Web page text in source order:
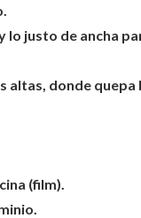
lo justo de ancha
altas, donde quepa
(film).